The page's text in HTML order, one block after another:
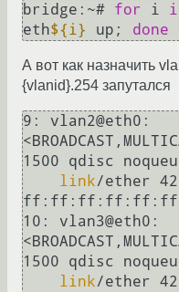
bridge:~# for i
eth${i} up; done
А вот как назначить
{vlanid}.254 запутался
9: vlan2@eth0:
1500 qdisc
link/ether
ff:ff:ff:ff:ff:ff
10: vlan3@eth0:
1500 qdisc
link/ether